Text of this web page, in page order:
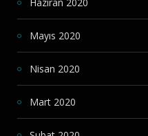
Mayıs 2020
Nisan 2020
Mart 2020